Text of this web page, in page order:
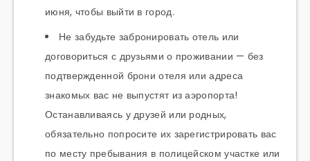
июня, чтобы выйти в город.
Не забудьте забронировать отель или
договориться с друзьями о проживании — без
подтвержденной брони отеля или адреса
знакомых вас не выпустят из аэропорта!
Останавливаясь у друзей или родных,
обязательно попросите их зарегистрировать вас
по месту пребывания в полицейском участке или